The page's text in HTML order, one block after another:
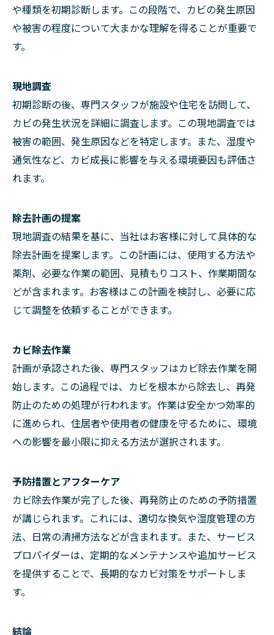
や種類を初期診断します。この段階で、カビの発生原因
や被害の程度について大まかな理解を得ることが重要で
す。
現地調査
初期診断の後、専門スタッフが施設や住宅を訪問して、
カビの発生状況を詳細に調査します。この現地調査では
被害の範囲、発生原因などを特定します。また、湿度や
通気性など、カビ成長に影響を与える環境要因も評価さ
れます。
除去計画の提案
現地調査の結果を基に、当社はお客様に対して具体的な
除去計画を提案します。この計画には、使用する方法や
薬剤、必要な作業の範囲、見積もりコスト、作業期間な
どが含まれます。お客様はこの計画を検討し、必要に応
じて調整を依頼することができます。
カビ除去作業
計画が承認された後、専門スタッフはカビ除去作業を開
始します。この過程では、カビを根本から除去し、再発
防止のための処理が行われます。作業は安全かつ効率的
に進められ、住居者や使用者の健康を守るために、環境
への影響を最小限に抑える方法が選択されます。
予防措置とアフターケア
カビ除去作業が完了した後、再発防止のための予防措置
が講じられます。これには、適切な換気や湿度管理の方
法、日常の清掃方法などが含まれます。また、サービス
プロバイダーは、定期的なメンテナンスや追加サービス
を提供することで、長期的なカビ対策をサポートしま
す。
結論